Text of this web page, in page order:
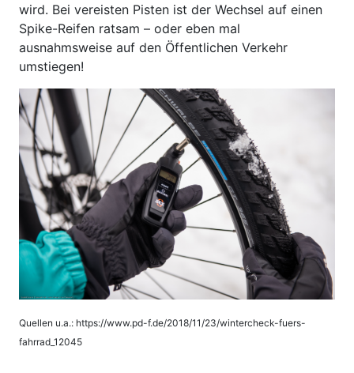
wird. Bei vereisten Pisten ist der Wechsel auf einen
Spike-Reifen ratsam – oder eben mal
ausnahmsweise auf den Öffentlichen Verkehr
umstiegen!
Quellen u.a.: https://www.pd-f.de/2018/11/23/wintercheck-fuers-
fahrrad_12045